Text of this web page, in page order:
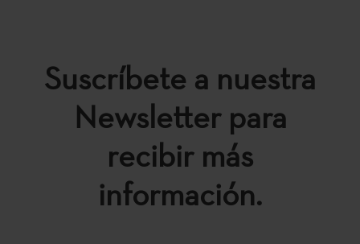
Suscríbete a nuestra
Newsletter para
recibir más
información.